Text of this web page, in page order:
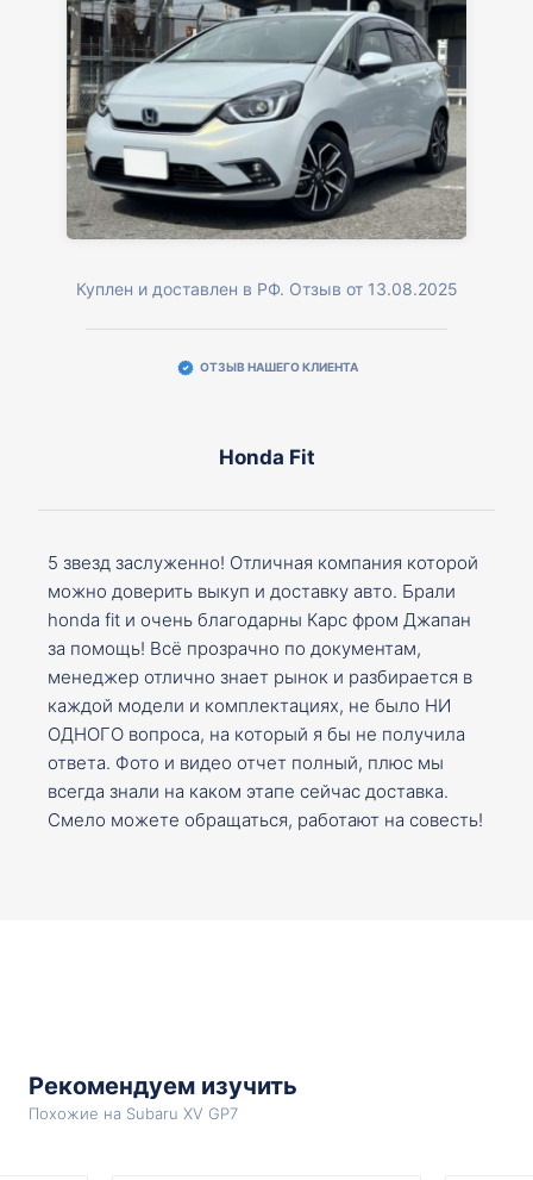
Куплен и доставлен в РФ. Отзыв от 13.08.2025
ОТЗЫВ НАШЕГО КЛИЕНТА
Honda Fit
5 звезд заслуженно! Отличная компания которой
можно доверить выкуп и доставку авто. Брали
honda fit и очень благодарны Карс фром Джапан
за помощь! Всё прозрачно по документам,
менеджер отлично знает рынок и разбирается в
каждой модели и комплектациях, не было НИ
ОДНОГО вопроса, на который я бы не получила
ответа. Фото и видео отчет полный, плюс мы
всегда знали на каком этапе сейчас доставка.
Смело можете обращаться, работают на совесть!
Рекомендуем изучить
Похожие на Subaru XV GP7